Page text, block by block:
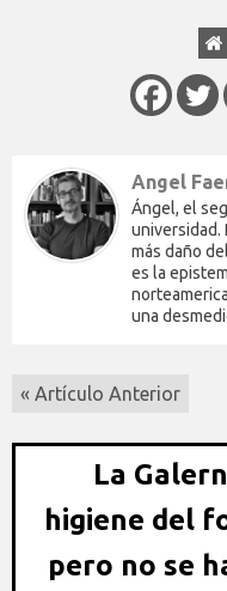
Angel
Ángel, el
universidad.
más daño
es la
una
« Artículo Anterior
La
higiene del
pero no se